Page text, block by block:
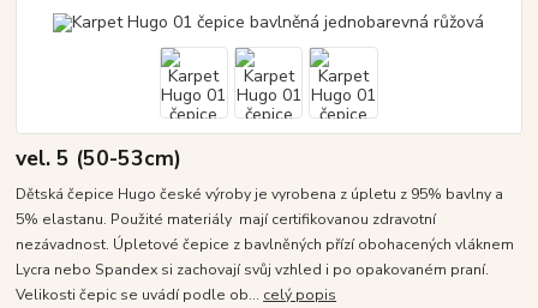
vel. 5 (50-53cm)
Dětská čepice Hugo české výroby je vyrobena z úpletu z 95% bavlny a
5% elastanu. Použité materiály mají certifikovanou zdravotní
nezávadnost. Úpletové čepice z bavlněných přízí obohacených vláknem
Lycra nebo Spandex si zachovají svůj vzhled i po opakovaném praní.
Velikosti čepic se uvádí podle ob... celý popis